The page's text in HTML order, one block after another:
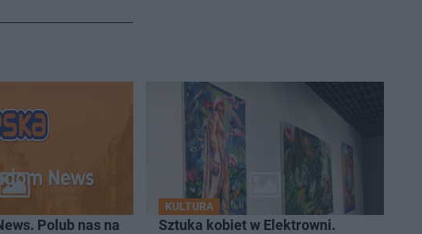
Polub nas na
KULTURA
Sztuka kobiet w Elektrowni.